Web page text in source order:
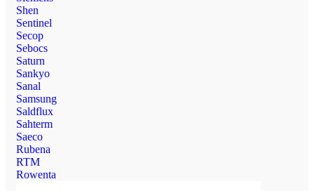
Shen
Sentinel
Secop
Sebocs
Saturn
Sankyo
Sanal
Samsung
Saldflux
Sahterm
Saeco
Rubena
RTM
Rowenta